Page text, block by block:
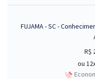
FUJAMA - SC -
R$
ou